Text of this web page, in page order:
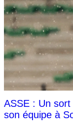
ASSE : Un
son équipe à